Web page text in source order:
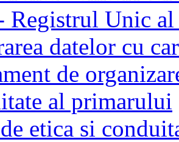
Registrul Unic al
datelor cu
de
al primarului
etica si